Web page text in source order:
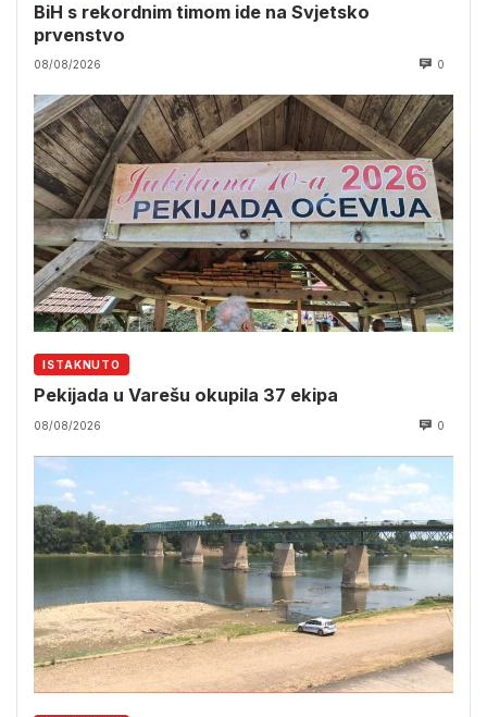
BiH s rekordnim timom ide na Svjetsko
prvenstvo
08/08/2026 0
ISTAKNUTO
Pekijada u Varešu okupila 37 ekipa
08/08/2026 0